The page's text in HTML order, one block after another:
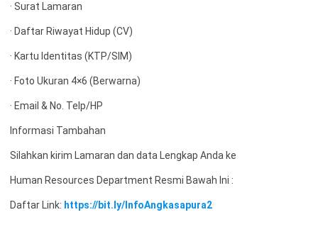
· Surat Lamaran
· Daftar Riwayat Hidup (CV)
· Kartu Identitas (KTP/SIM)
· Foto Ukuran 4×6 (Berwarna)
· Email & No. Telp/HP
Informasi Tambahan
Silahkan kirim Lamaran dan data Lengkap Anda ke
Human Resources Department Resmi Bawah Ini :
Daftar Link: https://bit.ly/InfoAngkasapura2